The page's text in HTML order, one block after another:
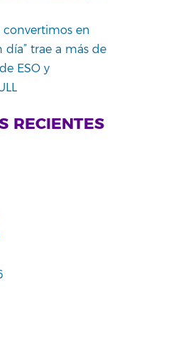
convertimos en
trae a más de
ESO y
RECIENTES